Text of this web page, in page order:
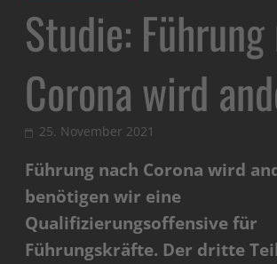
Studie:
Corona wird
25. November 2021
Führung nach Corona wird
benötigen wir eine
Qualifizierungsoffensive für
Führungskräfte. Der dritte